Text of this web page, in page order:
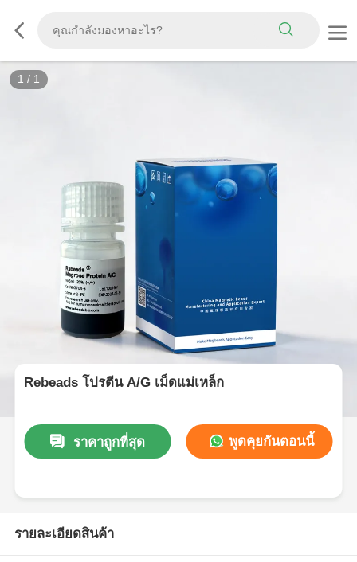
1 / 1
Rebeads โปรตีน A/G เม็ดแม่เหล็ก
ราคาถูกที่สุด พูดคุยกันตอนนี้
รายละเอียดสินค้า